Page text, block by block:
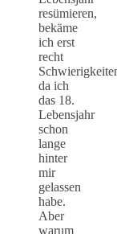
resümieren,
bekäme
ich erst
recht
da ich
das 18.
Lebensjahr
schon
lange
hinter
mir
gelassen
habe.
Aber
warum